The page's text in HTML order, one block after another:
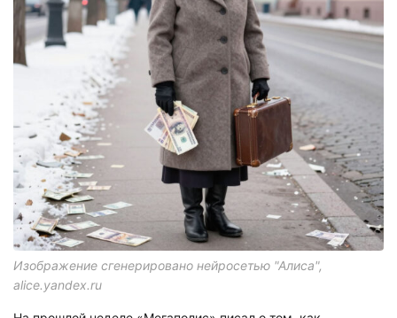
Изображение сгенерировано нейросетью "Алиса",
alice.yandex.ru